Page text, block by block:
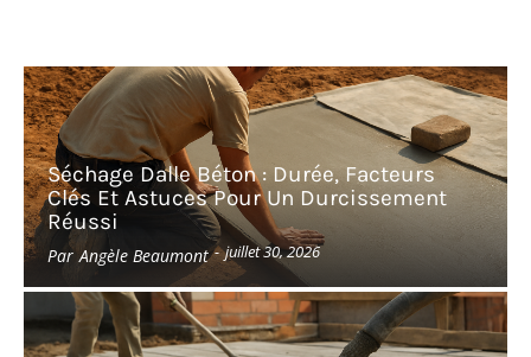
Séchage Dalle Béton : Durée, Facteurs
Clés Et Astuces Pour Un Durcissement
Réussi
Par Angèle Beaumont - juillet 30, 2026